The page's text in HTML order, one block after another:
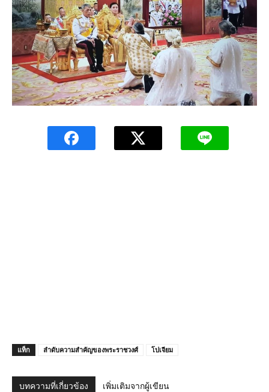
แท็ก ลำดับความสำคัญของพระราชวงศ์ โปเจียม
บทความที่เกี่ยวข้อง เพิ่มเติมจากผู้เขียน